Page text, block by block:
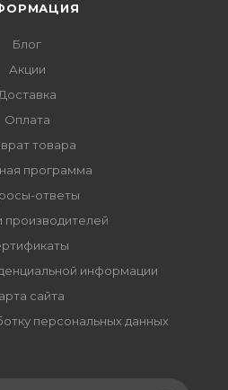
Блог
Акции
Доставка
Оплата
товара
программа
ответы
производителей
информации
сайта
персональных данных